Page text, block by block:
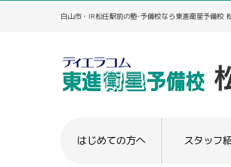
白山市・IR松任駅前の塾･予備校なら東進衛星予備校
はじめての方へ スタッフ